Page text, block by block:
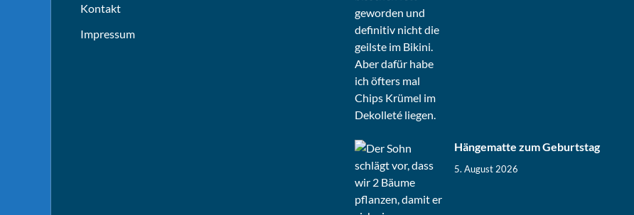
Kontakt
Impressum
Hängematte zum Geburtstag
5. August 2026